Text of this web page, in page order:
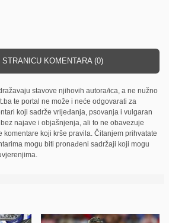
STRANICU KOMENTARA (0)
stavove njihovih autora/ica, a ne nužno
te portal ne može i neće odgovarati za
koji sadrže vrijeđanja, psovanja i vulgaran
najave i objašnjenja, ali to ne obavezuje
komentare koji krše pravila. Čitanjem prihvatate
mogu biti pronađeni sadržaji koji mogu